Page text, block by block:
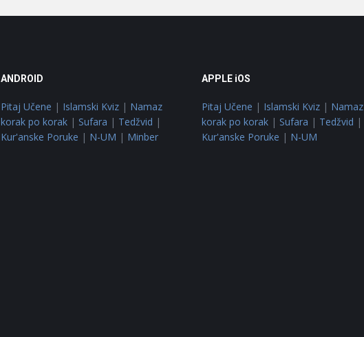
ANDROID
Pitaj Učene | Islamski Kviz| Namaz
korak po korak| Sufara | Tedžvid |
Kur'anske Poruke | N-UM | Minber
APPLE iOS
Pitaj Učene | Islamski Kviz | Namaz
korak po korak | Sufara | Tedžvid |
Kur'anske Poruke | N-UM